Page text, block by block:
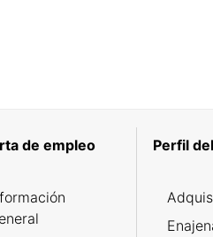
de empleo Perfil